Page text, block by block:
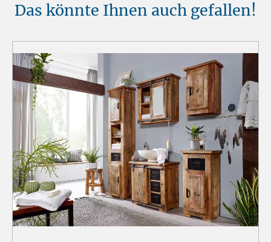
Das könnte Ihnen auch gefallen!